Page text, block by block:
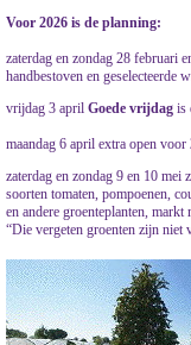
Voor 2026 is de planning:
zaterdag en zondag 28 februari
handbestoven en geselecteerde
vrijdag 3 april Goede vrijdag is
maandag 6 april extra open voor
zaterdag en zondag 9 en 10 mei
soorten tomaten, pompoenen,
en andere groenteplanten, markt
“Die vergeten groenten zijn niet